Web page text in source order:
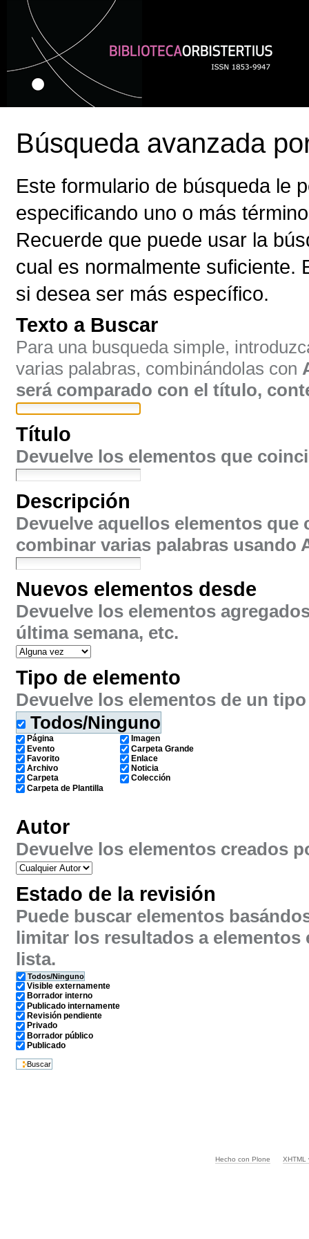
Cambiar
navegación
Secciones
Búsqueda avanzada
Este formulario de búsqueda le
especificando uno o más
Recuerde que puede usar la
cual es normalmente suficiente.
si desea ser más específico.
Texto a Buscar
Para una busqueda simple,
varias palabras, combinándolas con
será comparado con el título,
Título
Devuelve los elementos que
Descripción
Devuelve aquellos elementos
combinar varias palabras usando
Nuevos elementos desde
Devuelve los elementos
última semana, etc.
Tipo de elemento
Devuelve los elementos de un
Todos/Ninguno
Página
Evento
Favorito
Archivo
Carpeta
Carpeta de Plantilla
Imagen
Carpeta Grande
Enlace
Noticia
Colección
Autor
Devuelve los elementos creados
Estado de la revisión
Puede buscar elementos
limitar los resultados a
lista.
Todos/Ninguno
Visible externamente
Borrador interno
Publicado internamente
Revisión pendiente
Privado
Borrador público
Publicado
Hecho con Plone XHTML